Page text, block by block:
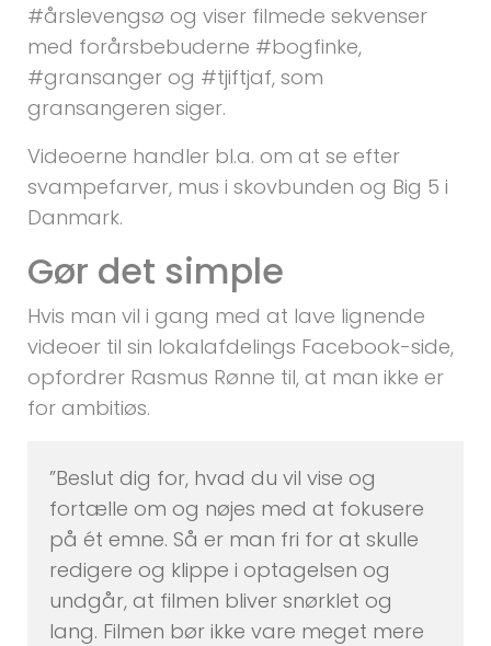
#årslevengsø og viser filmede sekvenser
med forårsbebuderne #bogfinke,
#gransanger og #tjiftjaf, som
gransangeren siger.
Videoerne handler bl.a. om at se efter
svampefarver, mus i skovbunden og Big 5 i
Danmark.
Gør det simple
Hvis man vil i gang med at lave lignende
videoer til sin lokalafdelings Facebook-side,
opfordrer Rasmus Rønne til, at man ikke er
for ambitiøs.
”Beslut dig for, hvad du vil vise og
fortælle om og nøjes med at fokusere
på ét emne. Så er man fri for at skulle
redigere og klippe i optagelsen og
undgår, at filmen bliver snørklet og
lang. Filmen bør ikke vare meget mere